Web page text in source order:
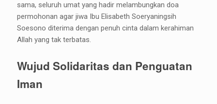
sama, seluruh umat yang hadir melambungkan doa
permohonan agar jiwa Ibu Elisabeth Soeryaningsih
Soesono diterima dengan penuh cinta dalam kerahiman
Allah yang tak terbatas.
Wujud Solidaritas dan Penguatan
Iman